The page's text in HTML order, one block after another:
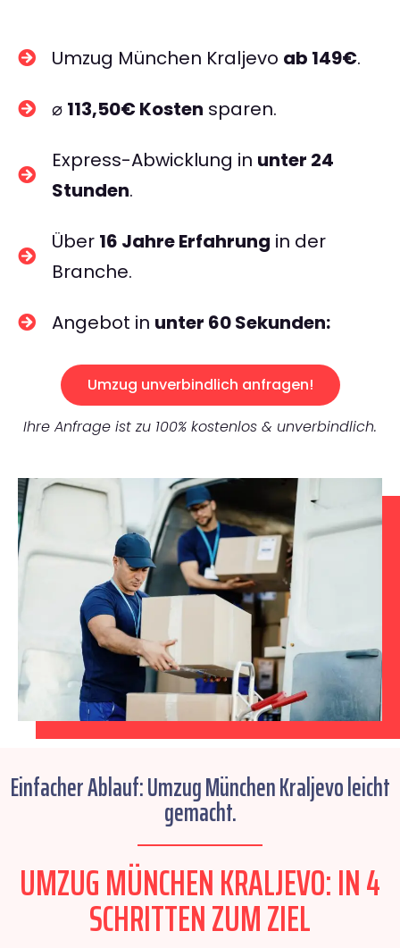
Umzug München Kraljevo ab 149€.
⌀ 113,50€ Kosten sparen.
Express-Abwicklung in unter 24
Stunden.
Über 16 Jahre Erfahrung in der
Branche.
Angebot in unter 60 Sekunden:
Umzug unverbindlich anfragen!
Ihre Anfrage ist zu 100% kostenlos & unverbindlich.
Einfacher Ablauf: Umzug München Kraljevo leicht
gemacht.
UMZUG MÜNCHEN KRALJEVO: IN 4
SCHRITTEN ZUM ZIEL